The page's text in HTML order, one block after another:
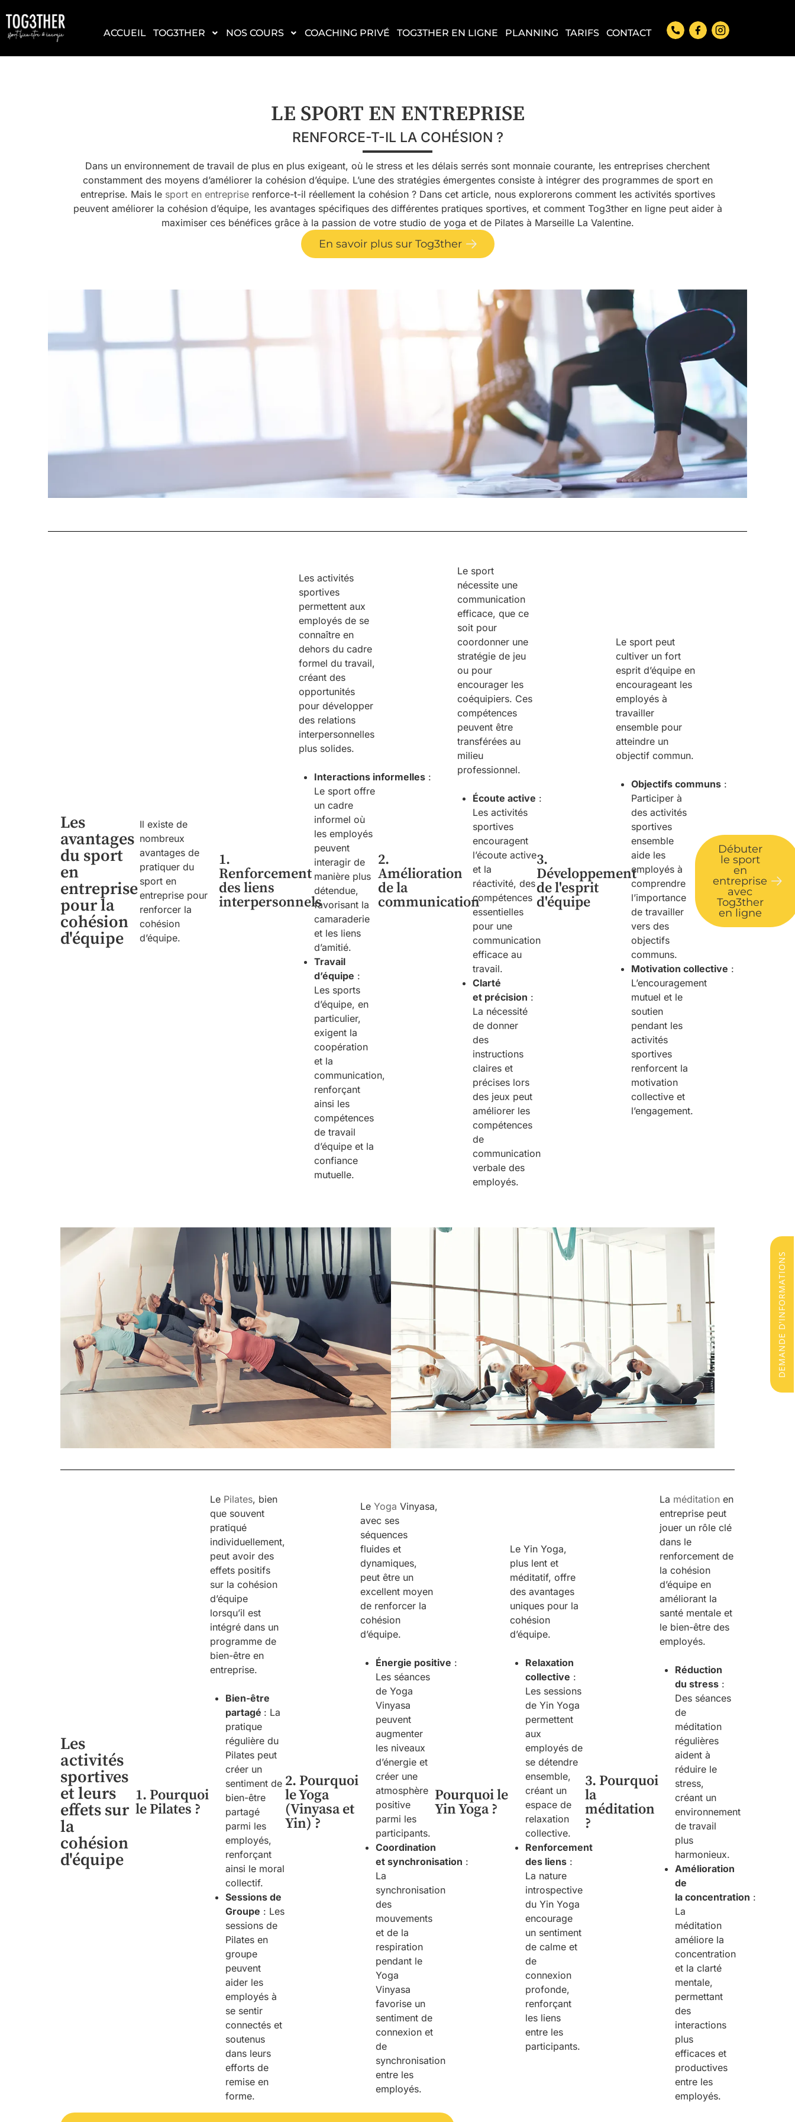
ACCUEIL TOG3THER NOS COURS COACHING PRIVÉ TOG3THER EN LIGNE PLANNING TARIFS CONTACT
LE SPORT EN ENTREPRISE
RENFORCE-T-IL LA COHÉSION ?
Dans un environnement de travail de plus en plus exigeant, où le stress et les délais serrés sont monnaie courante, les entreprises cherchent
constamment des moyens d’améliorer la cohésion d’équipe. L’une des stratégies émergentes consiste à intégrer des programmes de sport en
entreprise. Mais le sport en entrepriserenforce-t-il réellement la cohésion ? Dans cet article, nous explorerons comment les activités sportives
peuvent améliorer la cohésion d’équipe, les avantages spécifiques des différentes pratiques sportives, et comment Tog3ther en ligne peut aider à
maximiser ces bénéfices grâce à la passion de votre studio de yoga et de Pilates à Marseille La Valentine.
En savoir plus sur Tog3ther
Les
avantages
du sport
en
entreprise
pour la
cohésion
d'équipe
Il existe de
nombreux
avantages de
pratiquer du
sport en
entreprise pour
renforcer la
cohésion
d’équipe.
1.
Renforcement
des liens
interpersonnels
Les activités
sportives
permettent aux
employés de se
connaître en
dehors du cadre
formel du travail,
créant des
opportunités
pour développer
des relations
interpersonnelles
plus solides.
Interactions informelles:
Le sport offre
un cadre
informel où
les employés
peuvent
interagir de
manière plus
détendue,
favorisant la
camaraderie
et les liens
d’amitié.
Travail
d’équipe :
Les sports
d’équipe, en
particulier,
exigent la
coopération
et la
communication,
renforçant
ainsi les
compétences
de travail
d’équipe et la
confiance
mutuelle.
2.
Amélioration
de la
communication
Le sport
nécessite une
communication
efficace, que ce
soit pour
coordonner une
stratégie de jeu
ou pour
encourager les
coéquipiers. Ces
compétences
peuvent être
transférées au
milieu
professionnel.
Écoute active :
Les activités
sportives
encouragent
l’écoute active
et la
réactivité, des
compétences
essentielles
pour une
communication
efficace au
travail.
Clarté
et précision :
La nécessité
de donner
des
instructions
claires et
précises lors
des jeux peut
améliorer les
compétences
de
communication
verbale des
employés.
3.
Développement
de l'esprit
d'équipe
Le sport peut
cultiver un fort
esprit d’équipe en
encourageant les
employés à
travailler
ensemble pour
atteindre un
objectif commun.
Objectifscommuns :
Participer à
des activités
sportives
ensemble
aide les
employés à
comprendre
l’importance
de travailler
vers des
objectifs
communs.
Motivationcollective :
L’encouragement
mutuel et le
soutien
pendant les
activités
sportives
renforcent la
motivation
collective et
l’engagement.
Débuter
le sport
en
entreprise
avec
Tog3ther
en ligne
Les
activités
sportives
et leurs
effets sur
la
cohésion
d'équipe
1. Pourquoi
le Pilates ?
Le Pilates, bien
que souvent
pratiqué
individuellement,
peut avoir des
effets positifs
sur la cohésion
d’équipe
lorsqu’il est
intégré dans un
programme de
bien-être en
entreprise.
Bien-être
partagé : La
pratique
régulière du
Pilates peut
créer un
sentiment de
bien-être
partagé
parmi les
employés,
renforçant
ainsi le moral
collectif.
Sessions de
Groupe : Les
sessions de
Pilates en
groupe
peuvent
aider les
employés à
se sentir
connectés et
soutenus
dans leurs
efforts de
remise en
forme.
2. Pourquoi
le Yoga
(Vinyasa et
Yin) ?
Le Yoga Vinyasa,
avec ses
séquences
fluides et
dynamiques,
peut être un
excellent moyen
de renforcer la
cohésion
d’équipe.
Énergie positive :
Les séances
de Yoga
Vinyasa
peuvent
augmenter
les niveaux
d’énergie et
créer une
atmosphère
positive
parmi les
participants.
Coordination
et synchronisation :
La
synchronisation
des
mouvements
et de la
respiration
pendant le
Yoga
Vinyasa
favorise un
sentiment de
connexion et
de
synchronisation
entre les
employés.
Pourquoi le
Yin Yoga ?
Le Yin Yoga,
plus lent et
méditatif, offre
des avantages
uniques pour la
cohésion
d’équipe.
Relaxation
collective :
Les sessions
de Yin Yoga
permettent
aux
employés de
se détendre
ensemble,
créant un
espace de
relaxation
collective.
Renforcement
des liens :
La nature
introspective
du Yin Yoga
encourage
un sentiment
de calme et
de
connexion
profonde,
renforçant
les liens
entre les
participants.
3. Pourquoi
la
méditation
?
La méditation en
entreprise peut
jouer un rôle clé
dans le
renforcement de
la cohésion
d’équipe en
améliorant la
santé mentale et
le bien-être des
employés.
Réduction
du stress :
Des séances
de
méditation
régulières
aident à
réduire le
stress,
créant un
environnement
de travail
plus
harmonieux.
Amélioration
de
laconcentration :
La
méditation
améliore la
concentration
et la clarté
mentale,
permettant
des
interactions
plus
efficaces et
productives
entre les
employés.
DEMANDE D'INFORMATIONS